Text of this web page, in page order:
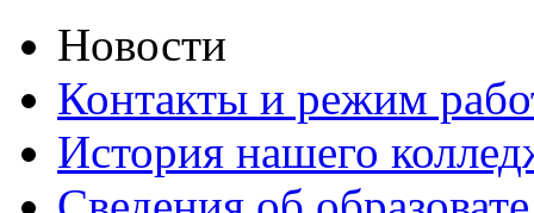
Новости
Контакты и режим
История нашего